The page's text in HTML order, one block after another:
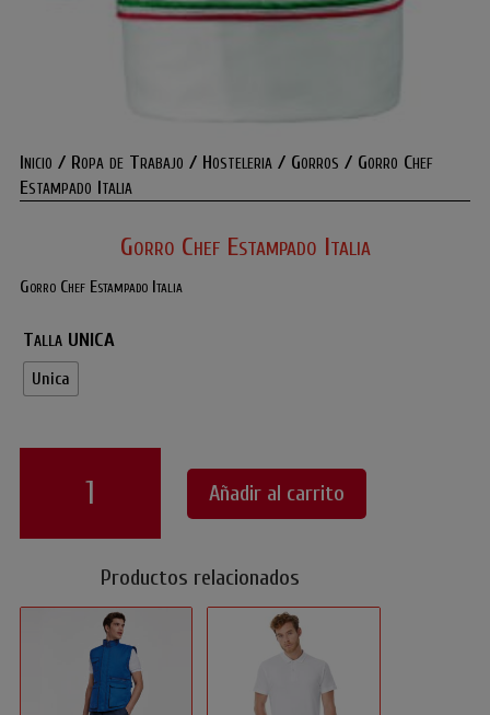
Inicio / Ropa de Trabajo / Hosteleria/ Gorros / Gorro Chef
Estampado Italia
Gorro Chef Estampado Italia
Gorro Chef Estampado Italia
Talla UNICA
Unica
Estampado
Italia
Añadir al carrito
Productos relacionados